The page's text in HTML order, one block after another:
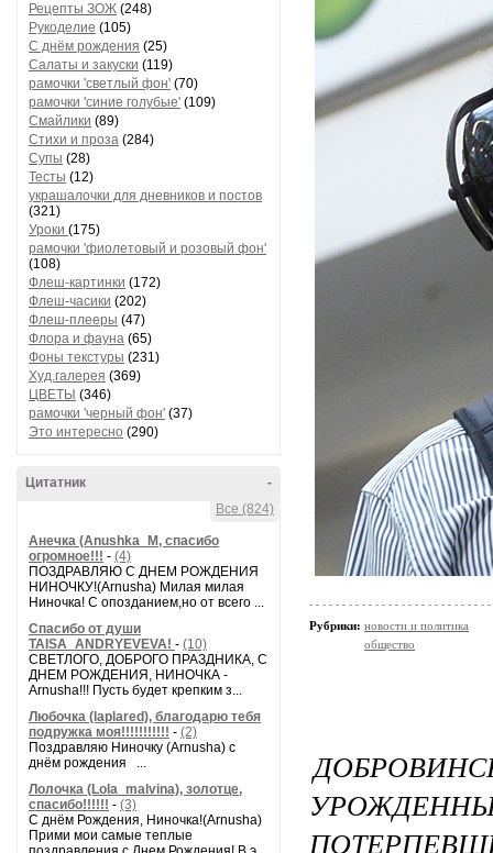
Рецепты ЗОЖ (248)
Рукоделие (105)
С днём рождения (25)
Салаты и закуски (119)
рамочки 'светлый фон' (70)
рамочки 'синие голубые' (109)
Смайлики (89)
Стихи и проза (284)
Супы (28)
Тесты (12)
украшалочки для дневников и постов
(321)
Уроки (175)
рамочки 'фиолетовый и розовый фон'
(108)
Флеш-картинки (172)
Флеш-часики (202)
Флеш-плееры (47)
Флора и фауна (65)
Фоны текстуры (231)
Худ.галерея (369)
ЦВЕТЫ (346)
рамочки 'черный фон' (37)
Это интересно (290)
-
Цитатник
Все (824)
Анечка (Anushka_M, спасибо
огромное!!! - (4)
ПОЗДРАВЛЯЮ С ДНЕМ РОЖДЕНИЯ
НИНОЧКУ!(Arnusha) Милая милая
Ниночка! С опозданием,но от всего ...
Спасибо от души
TAISA_ANDRYEVEVA! - (10)
СВЕТЛОГО, ДОБРОГО ПРАЗДНИКА, С
ДНЕМ РОЖДЕНИЯ, НИНОЧКА -
Arnusha!!! Пусть будет крепким з...
Любочка (laplared), благодарю тебя
подружка моя!!!!!!!!!!! - (2)
Поздравляю Ниночку (Arnusha) с
днём рождения ...
Лолочка (Lola_malvina), золотце,
спасибо!!!!!! - (3)
С днём Рождения, Ниночка!(Аrnusha)
Прими мои самые теплые
Рубрики: новости и политика
общество